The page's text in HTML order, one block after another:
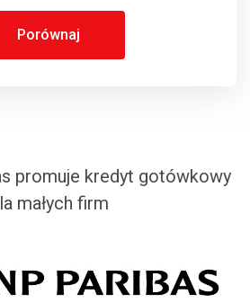
Porównaj
promuje kredyt gotówkowy
małych firm